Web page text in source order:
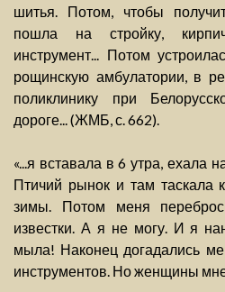
шитья. Потом, чтобы
пошла на стройку,
инструмент... Потом
рощинскую амбулатории, в
поликлинику при
дороге... (ЖМБ, с. 662).
«...я вставала в 6 утра, ехала
Птичий рынок и там таскала
зимы. Потом меня
известки. А я не могу. И я
мыла! Наконец догадались
инструментов. Но женщины